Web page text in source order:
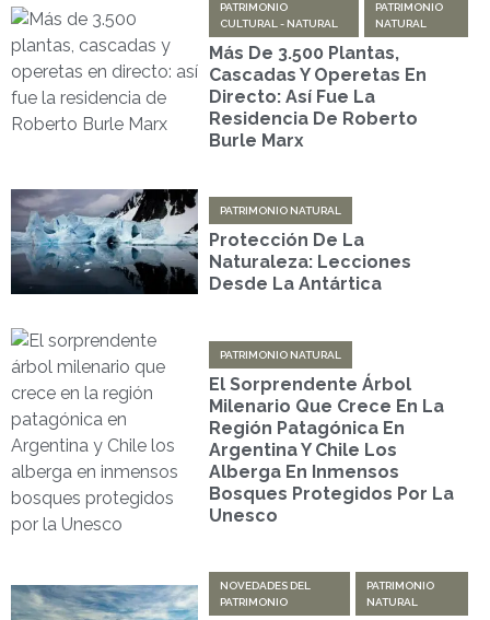
PATRIMONIO
CULTURAL - NATURAL
PATRIMONIO
NATURAL
Más De 3.500 Plantas,
Cascadas Y Operetas En
Directo: Así Fue La
Residencia De Roberto
Burle Marx
PATRIMONIO NATURAL
Protección De La
Naturaleza: Lecciones
Desde La Antártica
PATRIMONIO NATURAL
El Sorprendente Árbol
Milenario Que Crece En La
Región Patagónica En
Argentina Y Chile Los
Alberga En Inmensos
Bosques Protegidos Por La
Unesco
NOVEDADES DEL
PATRIMONIO
PATRIMONIO
NATURAL